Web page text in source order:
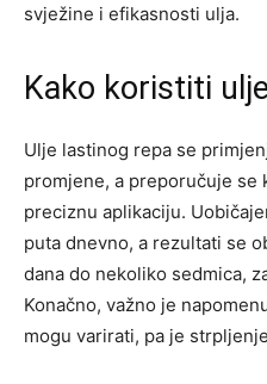
svježine i efikasnosti ulja.
Kako koristiti
Ulje lastinog repa se
promjene, a preporučuje se
preciznu aplikaciju.
puta dnevno, a rezultati se
dana do nekoliko sedmica,
Konačno, važno je
mogu varirati, pa je